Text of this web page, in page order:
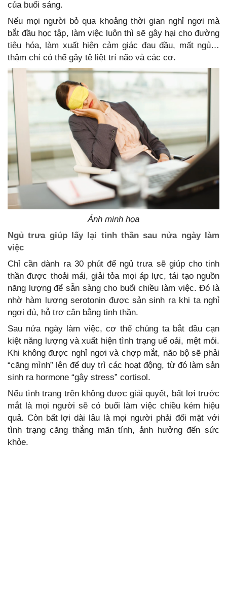
của buổi sáng.
Nếu mọi người bỏ qua khoảng thời gian nghỉ ngơi mà
bắt đầu học tập, làm việc luôn thì sẽ gây hại cho đường
tiêu hóa, làm xuất hiện cảm giác đau đầu, mất ngủ…
thậm chí có thể gây tê liệt trí não và các cơ.
Ảnh minh họa
Ngủ trưa giúp lấy lại tinh thần sau nửa ngày làm
việc
Chỉ cần dành ra 30 phút để ngủ trưa sẽ giúp cho tinh
thần được thoải mái, giải tỏa mọi áp lực, tái tạo nguồn
năng lượng để sẵn sàng cho buổi chiều làm việc. Đó là
nhờ hàm lượng serotonin được sản sinh ra khi ta nghỉ
ngơi đủ, hỗ trợ cân bằng tinh thần.
Sau nửa ngày làm việc, cơ thể chúng ta bắt đầu cạn
kiệt năng lượng và xuất hiện tình trạng uể oải, mệt mỏi.
Khi không được nghỉ ngơi và chợp mắt, não bộ sẽ phải
“căng mình” lên để duy trì các hoạt động, từ đó làm sản
sinh ra hormone “gây stress” cortisol.
Nếu tình trạng trên không được giải quyết, bất lợi trước
mắt là mọi người sẽ có buổi làm việc chiều kém hiệu
quả. Còn bất lợi dài lâu là mọi người phải đối mặt với
tình trạng căng thẳng mãn tính, ảnh hưởng đến sức
khỏe.